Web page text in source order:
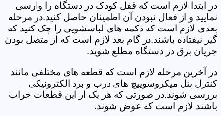
در ابتدا لازم است که قفل کودک در دستگاه را وارسی
نمایید و از فعال نبودن آن اطمینان حاصل کنید.در مرحله
بعدی لازم است که دکمه های لباسشویی را چک کنید که
گیر نیفتاده باشند.در گام بعد لازم است که از متصل بودن
جریان برق در دستگاه مطلع شوید.
در آخرین مرحله لازم است که قطعه های مختلفی مانند
کنترل پنل میکروسوییچ های درب و برد الکترونیکی
بررسی شوند.در صورتی که هر یک از این قطعات خراب
باشند لازم است که عوض شوند.